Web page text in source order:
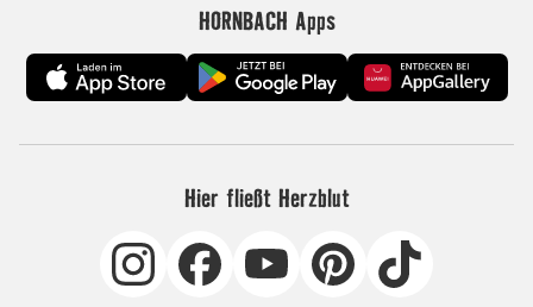
HORNBACH Apps
Hier fließt Herzblut